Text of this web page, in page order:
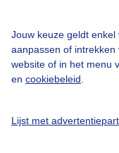
Jouw keuze geldt
aanpassen of intrekken
website of in het menu
en cookiebeleid
Lijst met
Adverteren
Buienradar Team
Privacy beleid